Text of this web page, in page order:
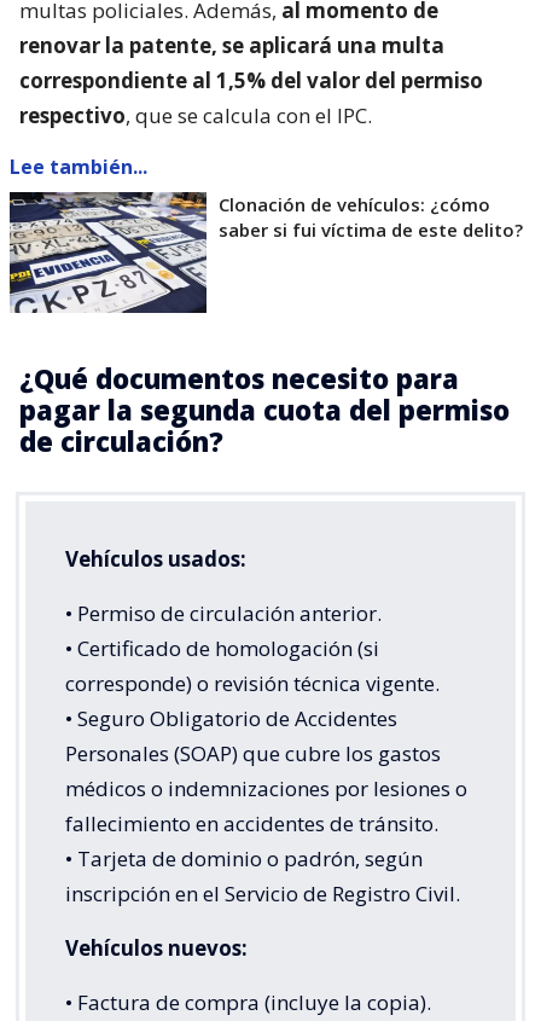
multas policiales. Además, al momento de
renovar la patente, se aplicará una multa
correspondiente al 1,5% del valor del permiso
respectivo, que se calcula con el IPC.
Lee también...
Clonación de vehículos: ¿cómo
saber si fui víctima de este delito?
¿Qué documentos necesito para
pagar la segunda cuota del permiso
de circulación?
Vehículos usados:
• Permiso de circulación anterior.
• Certificado de homologación (si
corresponde) o revisión técnica vigente.
• Seguro Obligatorio de Accidentes
Personales (SOAP) que cubre los gastos
médicos o indemnizaciones por lesiones o
fallecimiento en accidentes de tránsito.
• Tarjeta de dominio o padrón, según
inscripción en el Servicio de Registro Civil.
Vehículos nuevos:
• Factura de compra (incluye la copia).